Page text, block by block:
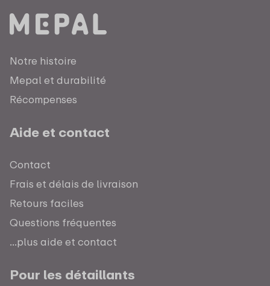
Notre histoire
Mepal et durabilité
Récompenses
Aide et contact
Contact
Frais et délais de livraison
Retours faciles
Questions fréquentes
...plus aide et contact
Pour les détaillants